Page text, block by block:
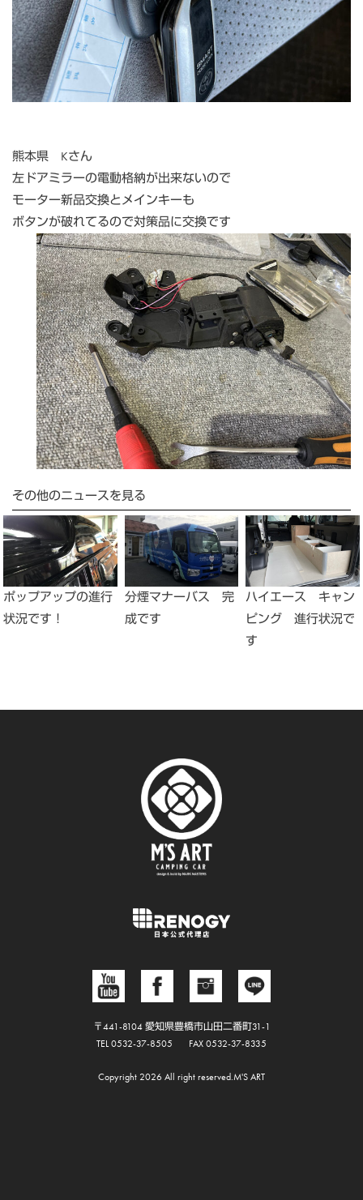
熊本県 Kさん
左ドアミラーの電動格納が出来ないので
モーター新品交換とメインキーも
ボタンが破れてるので対策品に交換です
その他のニュースを見る
ポップアップの進行
状況です！
分煙マナーバス 完
成です
ハイエース キャン
ピング 進行状況で
す
〒441-8104 愛知県豊橋市山田二番町31-1
TEL 0532-37-8505
FAX 0532-37-8335
Copyright 2026 All right reserved.M'S ART